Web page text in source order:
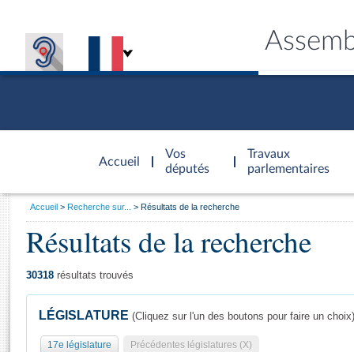
Accueil
d'accueil
Vos
députés
Travaux
parlementaires
Général
Vous
Accueil Recherche sur... Résultats de la recherche
Résultats de la recherche
30318 résultats trouvés
LÉGISLATURE (Cliquez sur l'un des boutons pour faire un choix)
17e législature Précédentes législatures (X)